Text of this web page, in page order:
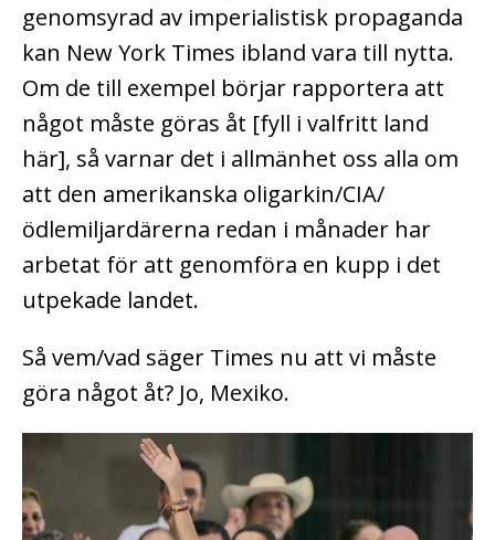
genomsyrad av imperialistisk propaganda
kan New York Times ibland vara till nytta.
Om de till exempel börjar rapportera att
något måste göras åt [fyll i valfritt land
här], så varnar det i allmänhet oss alla om
att den amerikanska oligarkin/CIA/
ödlemiljardärerna redan i månader har
arbetat för att genomföra en kupp i det
utpekade landet.
Så vem/vad säger Times nu att vi måste
göra något åt? Jo, Mexiko.